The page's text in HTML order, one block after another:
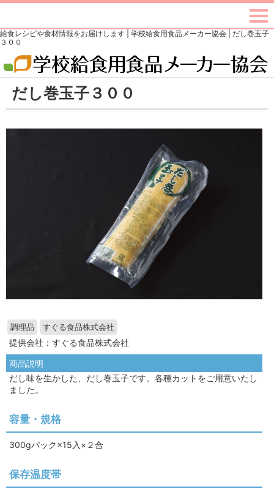
給食レシピや食材情報をお届けします | 学校給食用食品メーカー協会 | だし巻玉子
３００
だし巻玉子３００
調理品 すぐる食品株式会社
提供会社：すぐる食品株式会社
商品説明
だし味を生かした、だし巻玉子です。各種カットをご用意いたし
ました。
容量・規格
300gパック×15入×２合
保存温度帯